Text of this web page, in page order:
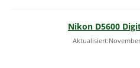
Nikon D5600